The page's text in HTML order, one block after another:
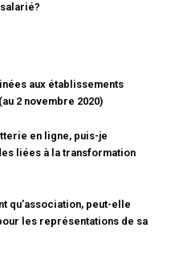
aux établissements
2 novembre 2020)
en ligne, puis-je
liées à la transformation
qu’association, peut-elle
les représentations de sa